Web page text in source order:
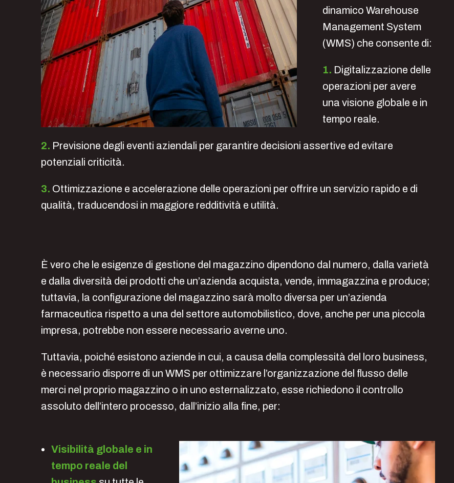
dinamico Warehouse
Management System
(WMS) che consente di:
1. Digitalizzazione delle
operazioni per avere
una visione globale e in
tempo reale.
2. Previsione degli eventi aziendali per garantire decisioni assertive ed evitare
potenziali criticità.
3. Ottimizzazione e accelerazione delle operazioni per offrire un servizio rapido e di
qualità, traducendosi in maggiore redditività e utilità.
È vero che le esigenze di gestione del magazzino dipendono dal numero, dalla varietà
e dalla diversità dei prodotti che un’azienda acquista, vende, immagazzina e produce;
tuttavia, la configurazione del magazzino sarà molto diversa per un’azienda
farmaceutica rispetto a una del settore automobilistico, dove, anche per una piccola
impresa, potrebbe non essere necessario averne uno.
Tuttavia, poiché esistono aziende in cui, a causa della complessità del loro business,
è necessario disporre di un WMS per ottimizzare l’organizzazione del flusso delle
merci nel proprio magazzino o in uno esternalizzato, esse richiedono il controllo
assoluto dell’intero processo, dall’inizio alla fine, per:
Visibilità globale e in
tempo reale del